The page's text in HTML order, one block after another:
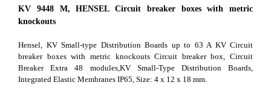
KV 9448 M, HENSEL Circuit breaker boxes with metric
knockouts
Hensel, KV Small-type Distribution Boards up to 63 A KV Circuit
breaker boxes with metric knockouts Circuit breaker box, Circuit
Breaker Extra 48 modules,KV Small-Type Distribution Boards,
Integrated Elastic Membranes IP65, Size: 4 x 12 x 18 mm.